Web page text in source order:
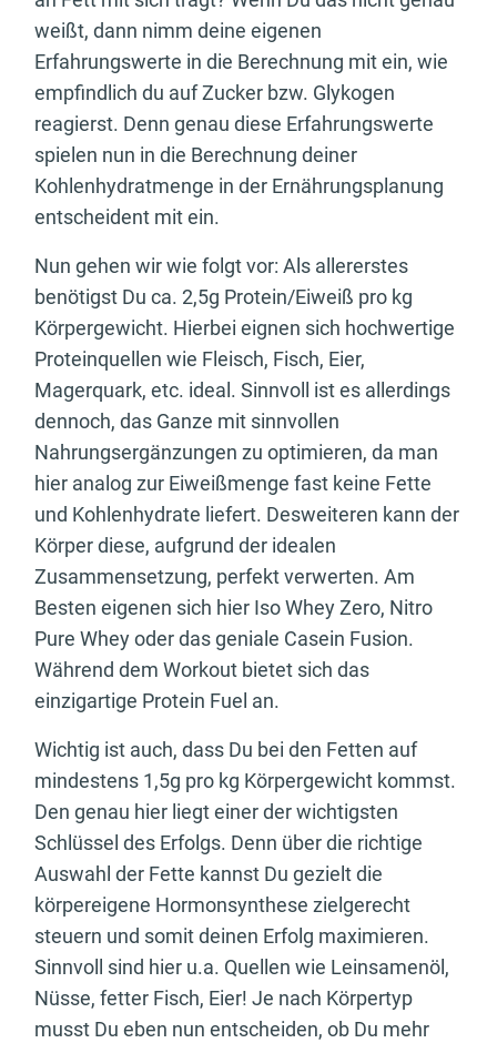
weißt, dann nimm deine eigenen
Erfahrungswerte in die Berechnung mit ein, wie
empfindlich du auf Zucker bzw. Glykogen
reagierst. Denn genau diese Erfahrungswerte
spielen nun in die Berechnung deiner
Kohlenhydratmenge in der Ernährungsplanung
entscheident mit ein.
Nun gehen wir wie folgt vor: Als allererstes
benötigst Du ca. 2,5g Protein/Eiweiß pro kg
Körpergewicht. Hierbei eignen sich hochwertige
Proteinquellen wie Fleisch, Fisch, Eier,
Magerquark, etc. ideal. Sinnvoll ist es allerdings
dennoch, das Ganze mit sinnvollen
Nahrungsergänzungen zu optimieren, da man
hier analog zur Eiweißmenge fast keine Fette
und Kohlenhydrate liefert. Desweiteren kann der
Körper diese, aufgrund der idealen
Zusammensetzung, perfekt verwerten. Am
Besten eigenen sich hier Iso Whey Zero, Nitro
Pure Whey oder das geniale Casein Fusion.
Während dem Workout bietet sich das
einzigartige Protein Fuel an.
Wichtig ist auch, dass Du bei den Fetten auf
mindestens 1,5g pro kg Körpergewicht kommst.
Den genau hier liegt einer der wichtigsten
Schlüssel des Erfolgs. Denn über die richtige
Auswahl der Fette kannst Du gezielt die
körpereigene Hormonsynthese zielgerecht
steuern und somit deinen Erfolg maximieren.
Sinnvoll sind hier u.a. Quellen wie Leinsamenöl,
Nüsse, fetter Fisch, Eier! Je nach Körpertyp
musst Du eben nun entscheiden, ob Du mehr